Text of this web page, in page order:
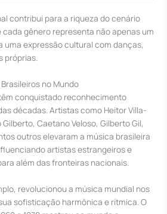
contribui para a riqueza do cenário
gênero representa não apenas um
uma expressão cultural com danças,
próprias.
no Mundo
conquistado reconhecimento
décadas. Artistas como Heitor Villa-
Gilberto, Caetano Veloso, Gilberto Gil,
outros elevaram a música brasileira
artistas estrangeiros e
além das fronteiras nacionais.
revolucionou a música mundial nos
sua sofisticação harmônica e rítmica. O